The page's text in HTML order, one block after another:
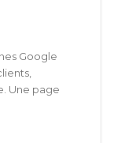
Google
Une page